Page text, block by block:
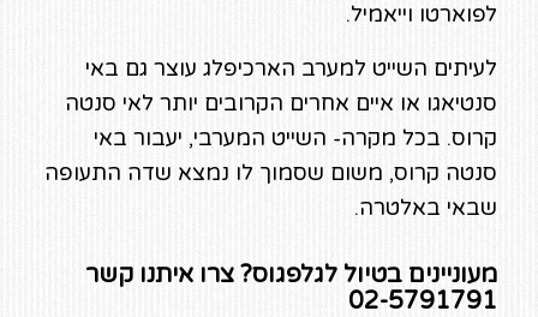
לפוארטו וייאמיל.
לעיתים השייט למערב הארכיפלג עוצר גם באי
סנטיאגו או איים אחרים הקרובים יותר לאי סנטה
קרוס. בכל מקרה- השייט המערבי, יעבור באי
סנטה קרוס, משום שסמוך לו נמצא שדה התעופה
שבאי באלטרה.
מעוניינים בטיול לגלפגוס? צרו איתנו קשר
02-5791791